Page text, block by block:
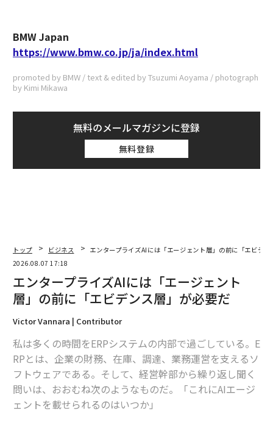
BMW Japan
https://www.bmw.co.jp/ja/index.html
promoted by BMW / text & edited by Tsuzumi Aoyama / photograph
by Kimi Mikawa
無料のメールマガジンに登録
無料登録
トップ ビジネス
エンタープライズAIには「エージェント層」の前に「エビデ
2026.08.07 17:18
エンタープライズAIには「エージェント
層」の前に「エビデンス層」が必要だ
Victor Vannara | Contributor
私は多くの時間をERPシステムの内部で過ごしている。E
RPとは、企業の財務、在庫、調達、業務運営を支えるソ
フトウェアである。そして、経営幹部から繰り返し聞く
問いは、おおむね次のようなものだ。「これにAIエージ
ェントを載せられるのはいつか」